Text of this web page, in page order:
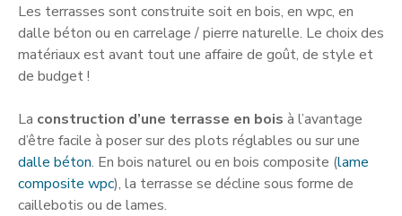
Les terrasses sont construite soit en bois, en wpc, en
dalle béton ou en carrelage / pierre naturelle. Le choix des
matériaux est avant tout une affaire de goût, de style et
de budget !
La construction d’une terrasse en bois à l’avantage
d’être facile à poser sur des plots réglables ou sur une
dalle béton. En bois naturel ou en bois composite (lame
composite wpc), la terrasse se décline sous forme de
caillebotis ou de lames.